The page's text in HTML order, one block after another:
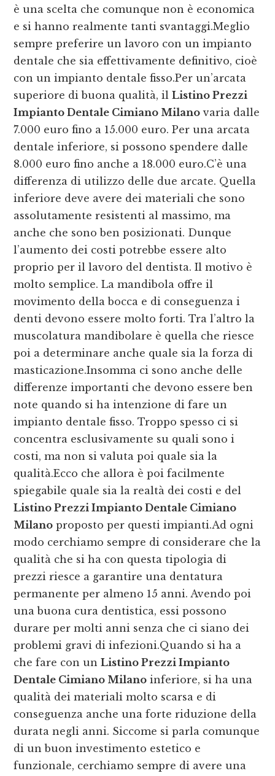
è una scelta che comunque non è economica
e si hanno realmente tanti svantaggi.Meglio
sempre preferire un lavoro con un impianto
dentale che sia effettivamente definitivo, cioè
con un impianto dentale fisso.Per un’arcata
superiore di buona qualità, ilListino Prezzi
Impianto Dentale Cimiano Milano varia dalle
7.000 euro fino a 15.000 euro. Per una arcata
dentale inferiore, si possono spendere dalle
8.000 euro fino anche a 18.000 euro.C’è una
differenza di utilizzo delle due arcate. Quella
inferiore deve avere dei materiali che sono
assolutamente resistenti al massimo, ma
anche che sono ben posizionati. Dunque
l’aumento dei costi potrebbe essere alto
proprio per il lavoro del dentista. Il motivo è
molto semplice. La mandibola offre il
movimento della bocca e di conseguenza i
denti devono essere molto forti. Tra l’altro la
muscolatura mandibolare è quella che riesce
poi a determinare anche quale sia la forza di
masticazione.Insomma ci sono anche delle
differenze importanti che devono essere ben
note quando si ha intenzione di fare un
impianto dentale fisso. Troppo spesso ci si
concentra esclusivamente su quali sono i
costi, ma non si valuta poi quale sia la
qualità.Ecco che allora è poi facilmente
spiegabile quale sia la realtà dei costi e del
Listino Prezzi Impianto Dentale Cimiano
Milano proposto per questi impianti.Ad ogni
modo cerchiamo sempre di considerare che la
qualità che si ha con questa tipologia di
prezzi riesce a garantire una dentatura
permanente per almeno 15 anni. Avendo poi
una buona cura dentistica, essi possono
durare per molti anni senza che ci siano dei
problemi gravi di infezioni.Quando si ha a
che fare con unListino Prezzi Impianto
Dentale Cimiano Milano inferiore, si ha una
qualità dei materiali molto scarsa e di
conseguenza anche una forte riduzione della
durata negli anni. Siccome si parla comunque
di un buon investimento estetico e
funzionale, cerchiamo sempre di avere una